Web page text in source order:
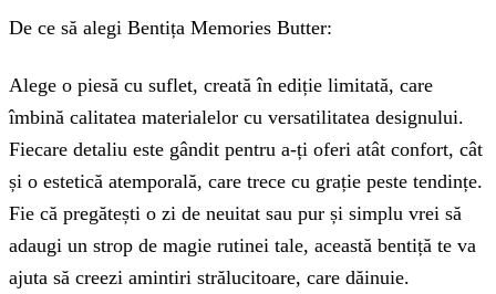
De ce să alegi Bentița Memories Butter:
Alege o piesă cu suflet, creată în ediție limitată, care
îmbină calitatea materialelor cu versatilitatea designului.
Fiecare detaliu este gândit pentru a-ți oferi atât confort, cât
și o estetică atemporală, care trece cu grație peste tendințe.
Fie că pregătești o zi de neuitat sau pur și simplu vrei să
adaugi un strop de magie rutinei tale, această bentiță te va
ajuta să creezi amintiri strălucitoare, care dăinuie.